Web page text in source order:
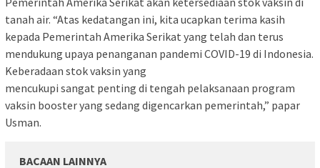
tanah air. “Atas kedatangan ini, kita ucapkan terima kasih
kepada Pemerintah Amerika Serikat yang telah dan terus
mendukung upaya penanganan pandemi COVID-19 di Indonesia.
Keberadaan stok vaksin yang
mencukupi sangat penting di tengah pelaksanaan program
vaksin booster yang sedang digencarkan pemerintah,” papar
Usman.
BACAAN LAINNYA